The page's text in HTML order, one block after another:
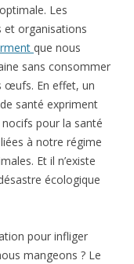
Les
et organisations
que nous
sans consommer
œufs. En effet, un
santé expriment
pour la santé
à notre régime
Et il n’existe
écologique
pour infliger
mangeons ? Le